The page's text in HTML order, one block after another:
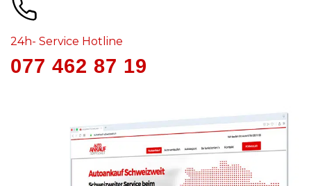
24h- Service Hotline
077 462 87 19